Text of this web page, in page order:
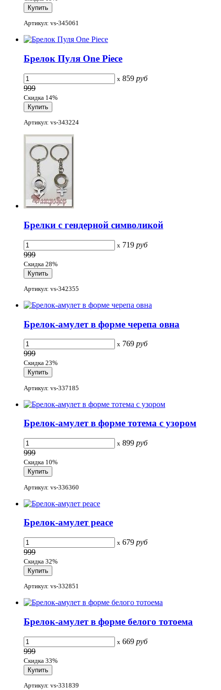
Артикул: vs-345061
Брелок Пуля One Piece
x 859 руб
999
Скидка 14%
Артикул: vs-343224
Брелки с гендерной символикой
x 719 руб
999
Скидка 28%
Артикул: vs-342355
Брелок-амулет в форме черепа овна
x 769 руб
999
Скидка 23%
Артикул: vs-337185
Брелок-амулет в форме тотема с узором
x 899 руб
999
Скидка 10%
Артикул: vs-336360
Брелок-амулет peace
x 679 руб
999
Скидка 32%
Артикул: vs-332851
Брелок-амулет в форме белого тотоема
x 669 руб
999
Скидка 33%
Артикул: vs-331839